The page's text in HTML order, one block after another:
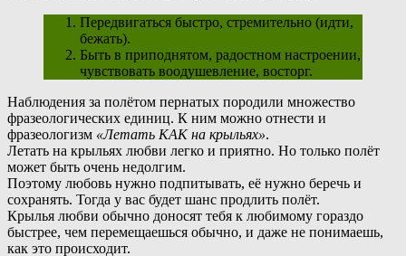
Передвигаться быстро, стремительно (идти,
бежать).
Быть в приподнятом, радостном настроении,
чувствовать воодушевление, восторг.
Наблюдения за полётом пернатых породили множество
фразеологических единиц. К ним можно отнести и
фразеологизм «Летать КАК на крыльях».
Летать на крыльях любви легко и приятно. Но только полёт
может быть очень недолгим.
Поэтому любовь нужно подпитывать, её нужно беречь и
сохранять. Тогда у вас будет шанс продлить полёт.
Крылья любви обычно доносят тебя к любимому гораздо
быстрее, чем перемещаешься обычно, и даже не понимаешь,
как это происходит.